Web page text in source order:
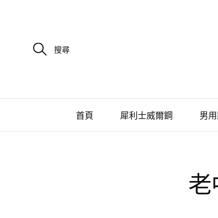
搜
尋
首頁 犀利士威爾鋼 男